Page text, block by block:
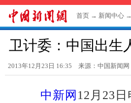
首页 → 新闻中心 →
卫计委：中国出生
2013年12月23日 16:35 来源： 中国新闻网
中新网 12月23